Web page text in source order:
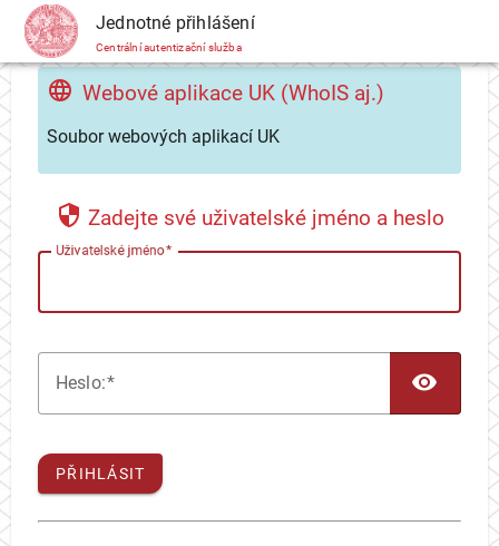
CAS Jednotné přihlášení
Centrální autentizační služba
Webové aplikace UK (WhoIS aj.)
Soubor webových aplikací UK
Zadejte své uživatelské jméno a heslo
Uživatelské jméno
Heslo:
PŘIHLÁSIT